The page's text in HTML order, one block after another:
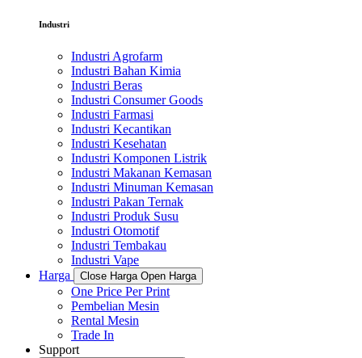
Industri
Industri Agrofarm
Industri Bahan Kimia
Industri Beras
Industri Consumer Goods
Industri Farmasi
Industri Kecantikan
Industri Kesehatan
Industri Komponen Listrik
Industri Makanan Kemasan
Industri Minuman Kemasan
Industri Pakan Ternak
Industri Produk Susu
Industri Otomotif
Industri Tembakau
Industri Vape
Harga
Close Harga Open Harga
One Price Per Print
Pembelian Mesin
Rental Mesin
Trade In
Support